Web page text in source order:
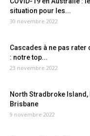
situation pour les...
30 novembre 2022
Cascades à ne pas rater
: notre top...
23 novembre 2022
North Stradbroke
Brisbane
9 novembre 2022